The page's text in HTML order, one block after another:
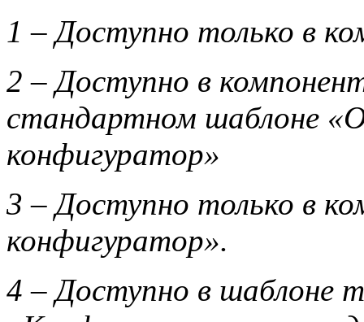
1 – Доступно только в
2 – Доступно в
стандартном шаблоне
конфигуратор»
3 – Доступно только в
конфигуратор».
4 – Доступно в шаблоне